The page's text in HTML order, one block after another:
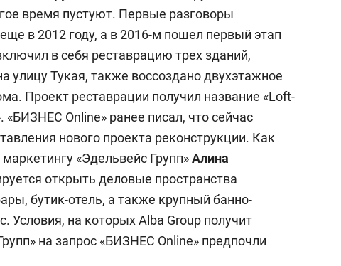
время пустуют. Первые разговоры
в 2012 году, а в 2016-м пошел первый этап
в себя реставрацию трех зданий,
улицу Тукая, также воссоздано двухэтажное
Проект реставрации получил название «Loft-
«БИЗНЕС Online» ранее писал, что сейчас
нового проекта реконструкции. Как
«Эдельвейс Групп»Алина
открыть деловые пространства
бутик-отель, а также крупный банно-
Условия, на которых Alba Group получит
на запрос «БИЗНЕС Online» предпочли